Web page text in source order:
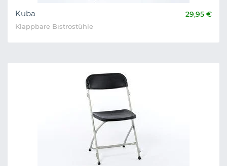
Kuba 29,95 €
Klappbare Bistrostühle